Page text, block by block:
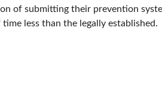
of submitting their prevention
less than the legally established.